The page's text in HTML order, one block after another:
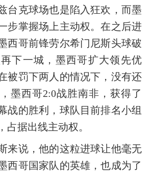
台克球场也是陷入狂欢，而墨
步掌握场上主动权。在之后进
西哥前锋劳尔希门尼斯头球破
下一城，墨西哥扩大领先优
被罚下两人的情况下，没有还
墨西哥2:0战胜南非，获得了
战的胜利，球队目前排名小组
占据出线主动权。
来说，他的这粒进球让他毫无
西哥国家队的英雄，也成为了